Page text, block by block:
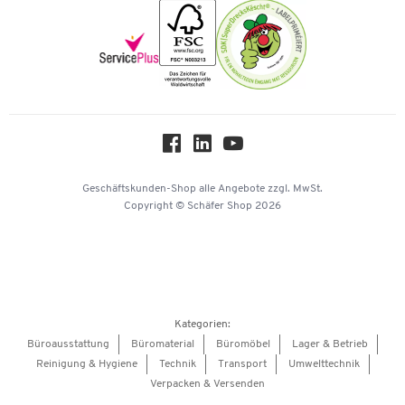
Geschäftskunden-Shop alle Angebote zzgl. MwSt.
Copyright © Schäfer Shop 2026
Kategorien:
Büroausstattung
Büromaterial Büromöbel
Lager & Betrieb
Reinigung & Hygiene
Technik Transport
Umwelttechnik
Verpacken & Versenden